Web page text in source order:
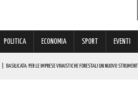
POLITICA ECONOMIA SPORT EVENTI
BASILICATA: PER LE IMPRESE VIVAISTICHE FORESTALI UN NUOVO